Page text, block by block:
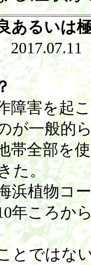
あるいは
害を起こ
が一般的
全部を使
た。
浜植物コ
年ころか
とではな